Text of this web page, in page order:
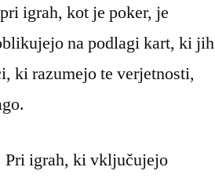
igrah, kot je poker, je
na podlagi kart, ki jih
ki razumejo te verjetnosti,
Pri igrah, ki vključujejo